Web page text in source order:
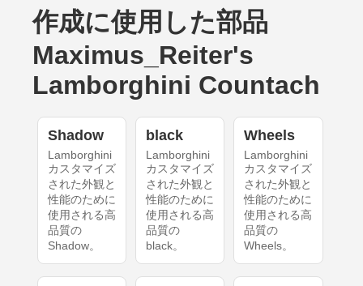
作成に使用した部品
Maximus_Reiter's
Lamborghini Countach
Shadow
Lamborghini
カスタマイズ
された外観と
性能のために
使用される高
品質の
Shadow。
black
Lamborghini
カスタマイズ
された外観と
性能のために
使用される高
品質の
black。
Wheels
Lamborghini
カスタマイズ
された外観と
性能のために
使用される高
品質の
Wheels。